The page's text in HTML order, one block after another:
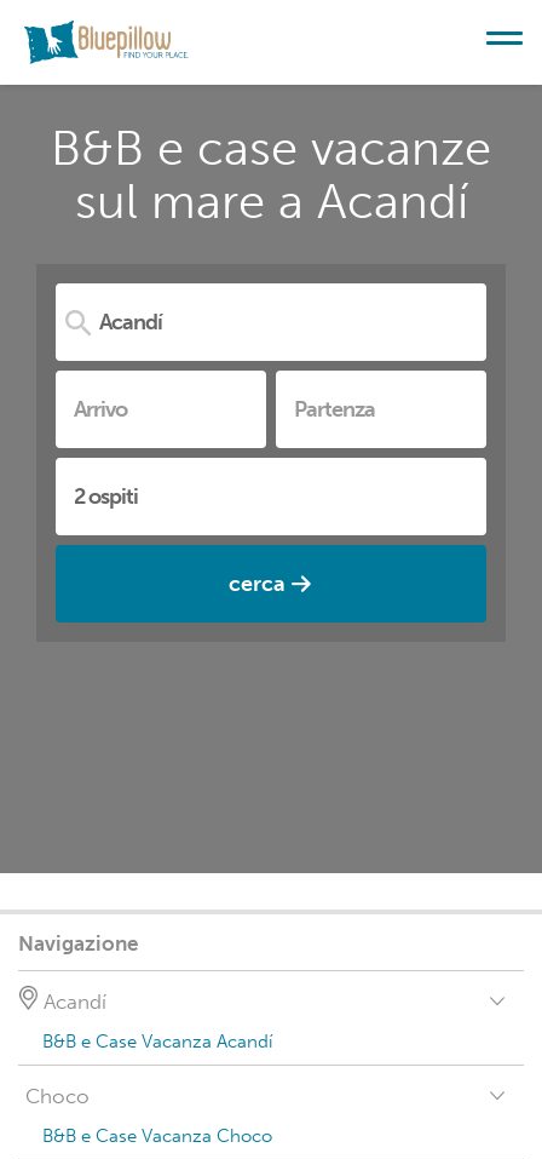
B&B e case vacanze
sul mare a Acandí
cerca
Navigazione
Acandí
B&B e Case Vacanza Acandí
Choco
B&B e Case Vacanza Choco